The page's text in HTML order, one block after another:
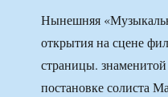
Нынешняя
открытия на сцене
страницы.
постановке солиста